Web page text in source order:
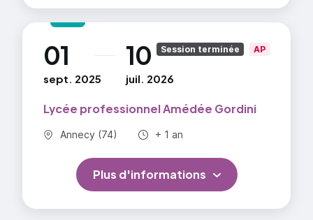
01
sept. 2025
au 10
juil. 2026
Lycée professionnel Amédée Gordini
Commune :
Annecy (74) Durée totale :
+ 1 an
Session terminée AP
Plus d'informations